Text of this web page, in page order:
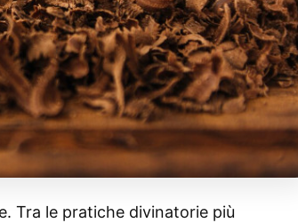
Tra le pratiche divinatorie più